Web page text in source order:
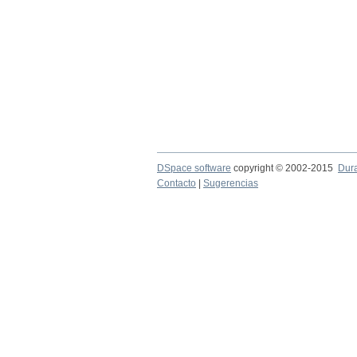
DSpace software copyright © 2002-2015
Contacto
Sugerencias